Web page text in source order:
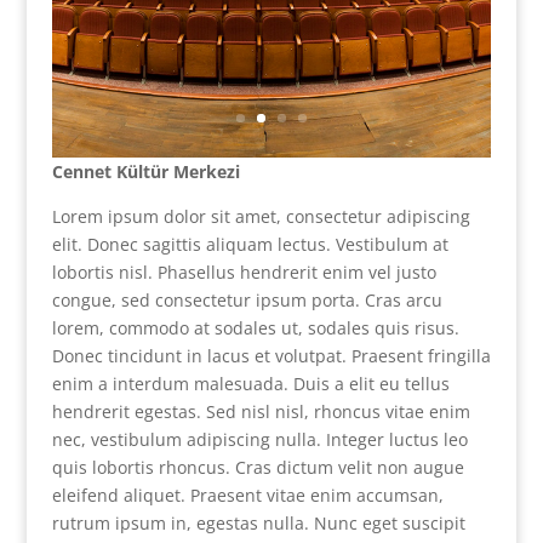
Cennet Kültür Merkezi
Lorem ipsum dolor sit amet, consectetur adipiscing
elit. Donec sagittis aliquam lectus. Vestibulum at
lobortis nisl. Phasellus hendrerit enim vel justo
congue, sed consectetur ipsum porta. Cras arcu
lorem, commodo at sodales ut, sodales quis risus.
Donec tincidunt in lacus et volutpat. Praesent fringilla
enim a interdum malesuada. Duis a elit eu tellus
hendrerit egestas. Sed nisl nisl, rhoncus vitae enim
nec, vestibulum adipiscing nulla. Integer luctus leo
quis lobortis rhoncus. Cras dictum velit non augue
eleifend aliquet. Praesent vitae enim accumsan,
rutrum ipsum in, egestas nulla. Nunc eget suscipit